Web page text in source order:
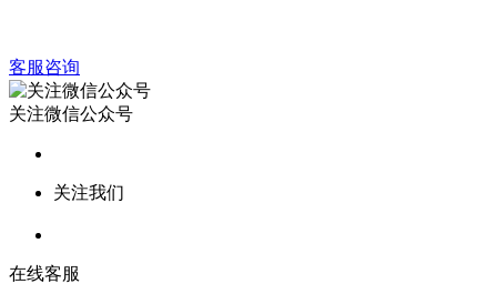
客服咨询
关注微信公众号
关注我们
在线客服